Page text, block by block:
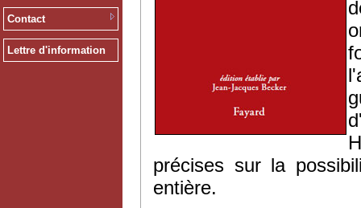
Contact
Lettre d'information
précises sur la
entière.